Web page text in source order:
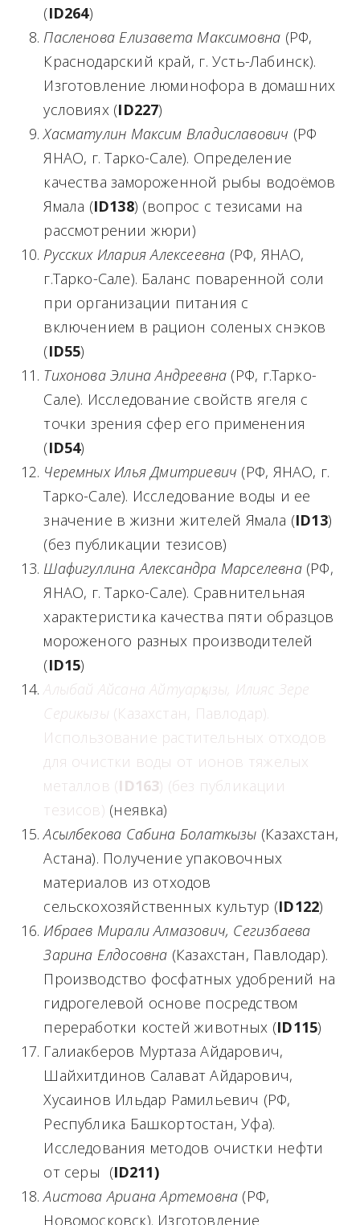
(ID264)
Пасленова Елизавета Максимовна (РФ,
Краснодарский край, г. Усть-Лабинск).
Изготовление люминофора в домашних
условиях (ID227)
Хасматулин Максим Владиславович (РФ
ЯНАО, г. Тарко-Сале). Определение
качества замороженной рыбы водоёмов
Ямала (ID138) (вопрос с тезисами на
рассмотрении жюри)
Русских Илария Алексеевна (РФ, ЯНАО,
г.Тарко-Сале). Баланс поваренной соли
при организации питания с
включением в рацион соленых снэков
(ID55)
Тихонова Элина Андреевна (РФ, г.Тарко-
Сале). Исследование свойств ягеля с
точки зрения сфер его применения
(ID54)
Черемных Илья Дмитриевич (РФ, ЯНАО, г.
Тарко-Сале). Исследование воды и ее
значение в жизни жителей Ямала (ID13)
(без публикации тезисов)
Шафигуллина Александра Марселевна(РФ,
ЯНАО, г. Тарко-Сале). Сравнительная
характеристика качества пяти образцов
мороженого разных производителей
(ID15)
Алыбай Айсана Айтуарқызы, Илияс Зере
Серикызы (Казахстан, Павлодар).
Использование растительных отходов
для очистки воды от ионов тяжелых
металлов (ID163) (без публикации
тезисов) (неявка)
Асылбекова Сабина Болаткызы (Казахстан,
Астана). Получение упаковочных
материалов из отходов
сельскохозяйственных культур (ID122)
Ибраев Мирали Алмазович, Сегизбаева
Зарина Елдосовна (Казахстан, Павлодар).
Производство фосфатных удобрений на
гидрогелевой основе посредством
переработки костей животных (ID115)
Галиакберов Муртаза Айдарович,
Шайхитдинов Салават Айдарович,
Хусаинов Ильдар Рамильевич (РФ,
Республика Башкортостан, Уфа).
Исследования методов очистки нефти
от серы (ID211)
Аистова Ариана Артемовна (РФ,
Новомосковск). Изготовление